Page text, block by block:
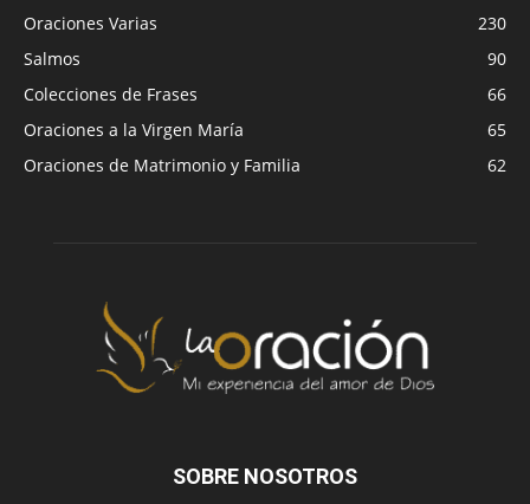
Oraciones Varias
230
Salmos
90
Colecciones de Frases
66
Oraciones a la Virgen María
65
Oraciones de Matrimonio y Familia
62
SOBRE NOSOTROS